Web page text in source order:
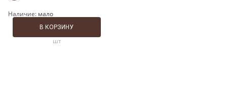
Наличие: мало
шт
В КОРЗИНУ